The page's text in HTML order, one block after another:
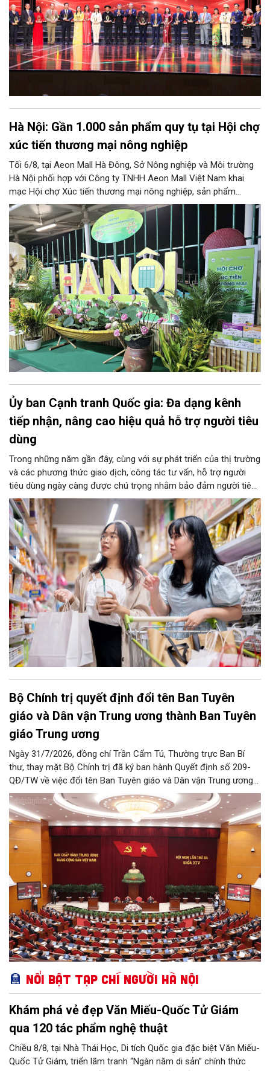
Hà Nội: Gần 1.000 sản phẩm quy tụ tại Hội chợ
xúc tiến thương mại nông nghiệp
Tối 6/8, tại Aeon Mall Hà Đông, Sở Nông nghiệp và Môi trường
Hà Nội phối hợp với Công ty TNHH Aeon Mall Việt Nam khai
mạc Hội chợ Xúc tiến thương mại nông nghiệp, sản phẩm
OCOP Hà Nội (HaNoi Agriculture Fair 2026).
Ủy ban Cạnh tranh Quốc gia: Đa dạng kênh
tiếp nhận, nâng cao hiệu quả hỗ trợ người tiêu
dùng
Trong những năm gần đây, cùng với sự phát triển của thị trường
và các phương thức giao dịch, công tác tư vấn, hỗ trợ người
tiêu dùng ngày càng được chú trọng nhằm bảo đảm người tiêu
dùng được tiếp cận thông tin, được hướng dẫn thực hiện quyền
và được hỗ trợ kịp thời khi phát sinh vướng mắc trong quá trình
tiêu dùng hàng hóa, dịch vụ.
Bộ Chính trị quyết định đổi tên Ban Tuyên
giáo và Dân vận Trung ương thành Ban Tuyên
giáo Trung ương
Ngày 31/7/2026, đồng chí Trần Cẩm Tú, Thường trực Ban Bí
thư, thay mặt Bộ Chính trị đã ký ban hành Quyết định số 209-
QĐ/TW về việc đổi tên Ban Tuyên giáo và Dân vận Trung ương
thành Ban Tuyên giáo Trung ương.
Nổi bật Tạp chí Người Hà Nội
Khám phá vẻ đẹp Văn Miếu-Quốc Tử Giám
qua 120 tác phẩm nghệ thuật
Chiều 8/8, tại Nhà Thái Học, Di tích Quốc gia đặc biệt Văn Miếu-
Quốc Tử Giám, triển lãm tranh “Ngàn năm di sản” chính thức